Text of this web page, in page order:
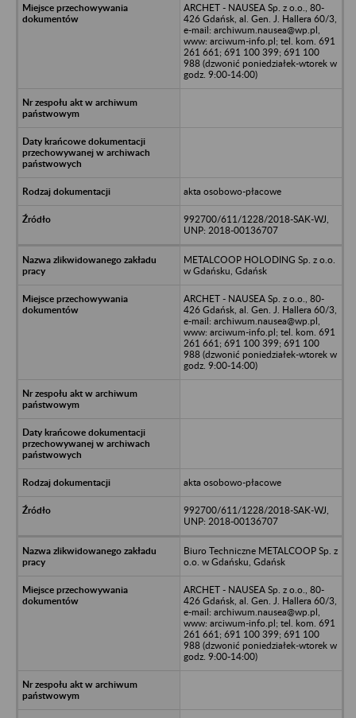
ARCHET - NAUSEA Sp. z o.o., 80-
426 Gdańsk, al. Gen. J. Hallera 60/3,
e-mail: archiwum.nausea@wp.pl,
www: arciwum-info.pl; tel. kom. 691
261 661; 691 100 399; 691 100
988 (dzwonić poniedziałek-wtorek w
godz. 9:00-14:00)
akta osobowo-płacowe
992700/611/1228/2018-SAK-WJ,
UNP: 2018-00136707
METALCOOP HOLODING Sp. z o.o.
w Gdańsku, Gdańsk
ARCHET - NAUSEA Sp. z o.o., 80-
426 Gdańsk, al. Gen. J. Hallera 60/3,
e-mail: archiwum.nausea@wp.pl,
www: arciwum-info.pl; tel. kom. 691
261 661; 691 100 399; 691 100
988 (dzwonić poniedziałek-wtorek w
godz. 9:00-14:00)
akta osobowo-płacowe
992700/611/1228/2018-SAK-WJ,
UNP: 2018-00136707
Biuro Techniczne METALCOOP Sp. z
o.o. w Gdańsku, Gdańsk
ARCHET - NAUSEA Sp. z o.o., 80-
426 Gdańsk, al. Gen. J. Hallera 60/3,
e-mail: archiwum.nausea@wp.pl,
www: arciwum-info.pl; tel. kom. 691
261 661; 691 100 399; 691 100
988 (dzwonić poniedziałek-wtorek w
godz. 9:00-14:00)